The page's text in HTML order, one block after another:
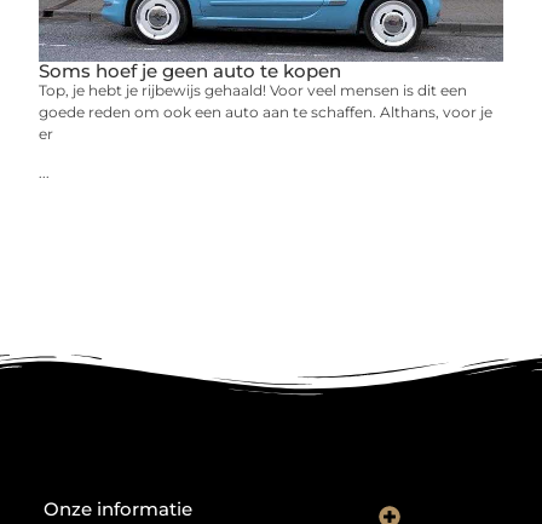
Soms hoef je geen auto te kopen
Top, je hebt je rijbewijs gehaald! Voor veel mensen is dit een
goede reden om ook een auto aan te schaffen. Althans, voor je
er
...
Onze informatie